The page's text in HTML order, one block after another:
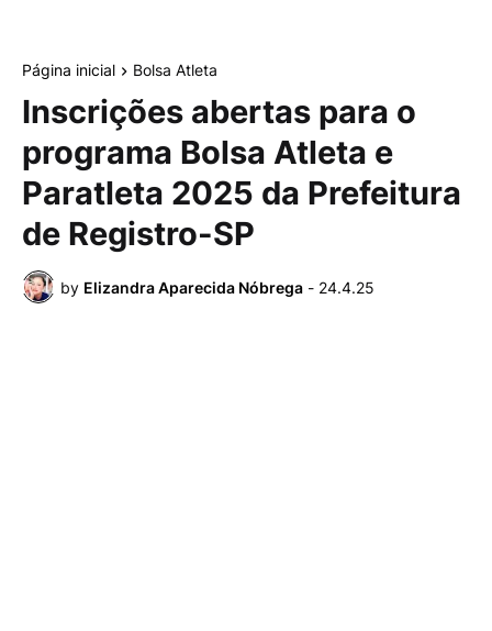
Página inicial Bolsa Atleta
Inscrições abertas para o
programa Bolsa Atleta e
Paratleta 2025 da Prefeitura
de Registro-SP
by Elizandra Aparecida Nóbrega - 24.4.25